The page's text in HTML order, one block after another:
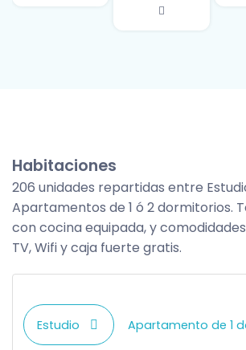
Habitaciones
206 unidades repartidas entre
Apartamentos de 1 ó 2 dormitorios.
con cocina equipada, y
TV, Wifi y caja fuerte gratis.
Estudio Apartamento de 1